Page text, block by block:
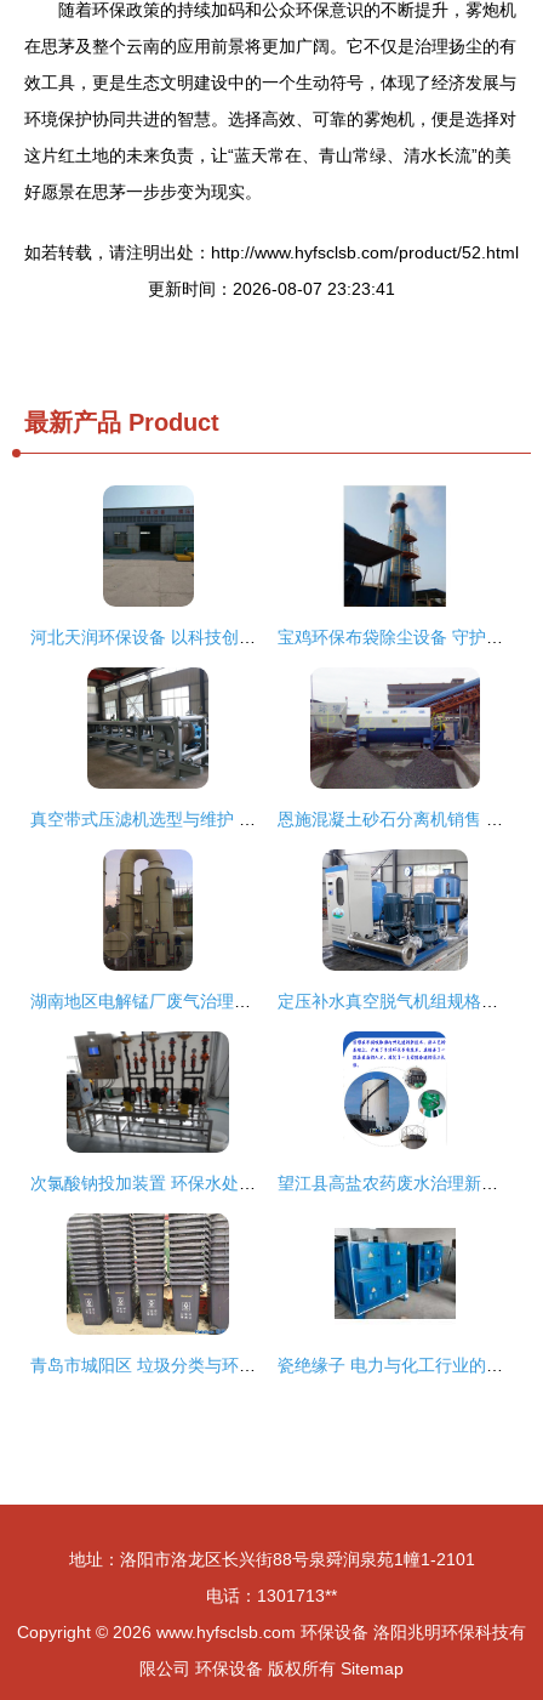
随着环保政策的持续加码和公众环保意识的不断提升，雾炮机
在思茅及整个云南的应用前景将更加广阔。它不仅是治理扬尘的有
效工具，更是生态文明建设中的一个生动符号，体现了经济发展与
环境保护协同共进的智慧。选择高效、可靠的雾炮机，便是选择对
这片红土地的未来负责，让“蓝天常在、青山常绿、清水长流”的美
好愿景在思茅一步步变为现实。
如若转载，请注明出处：http://www.hyfsclsb.com/product/52.html
更新时间：2026-08-07 23:23:41
最新产品 Product
地址：洛阳市洛龙区长兴街88号泉舜润泉苑1幢1-2101
电话：1301713**
Copyright © 2026 www.hyfsclsb.com 环保设备 洛阳兆明环保科技有
限公司 环保设备 版权所有 Sitemap